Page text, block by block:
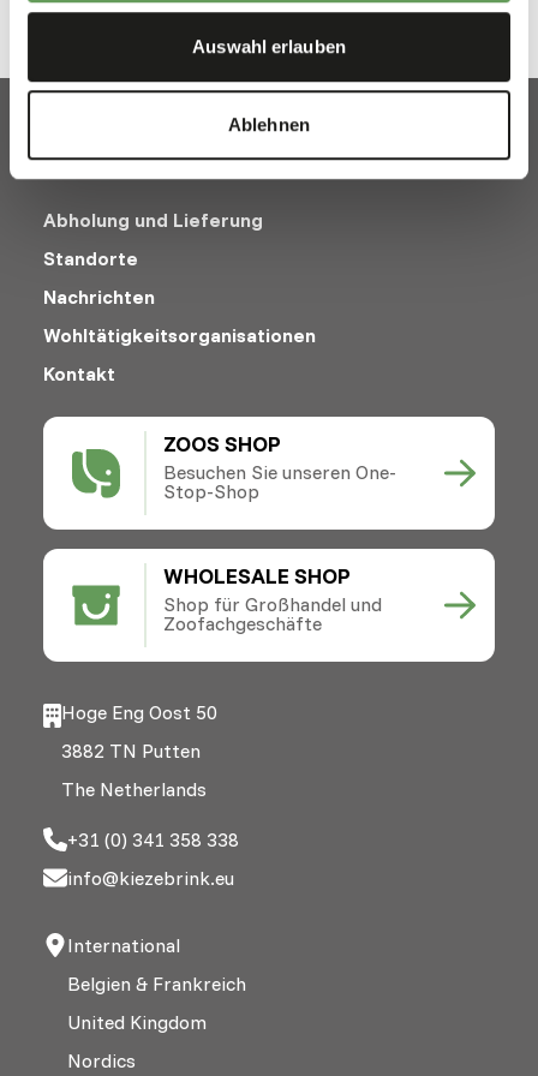
Auswahl erlauben
Ablehnen
ZOOS SHOP
Besuchen Sie unseren One-
Stop-Shop
WHOLESALE SHOP
Shop für Großhandel und
Zoofachgeschäfte
Abholung und Lieferung
Standorte
Nachrichten
Wohltätigkeitsorganisationen
Kontakt
Hoge Eng Oost 50
3882 TN Putten
The Netherlands
+31 (0) 341 358 338
info@kiezebrink.eu
International
Belgien & Frankreich
United Kingdom
Nordics